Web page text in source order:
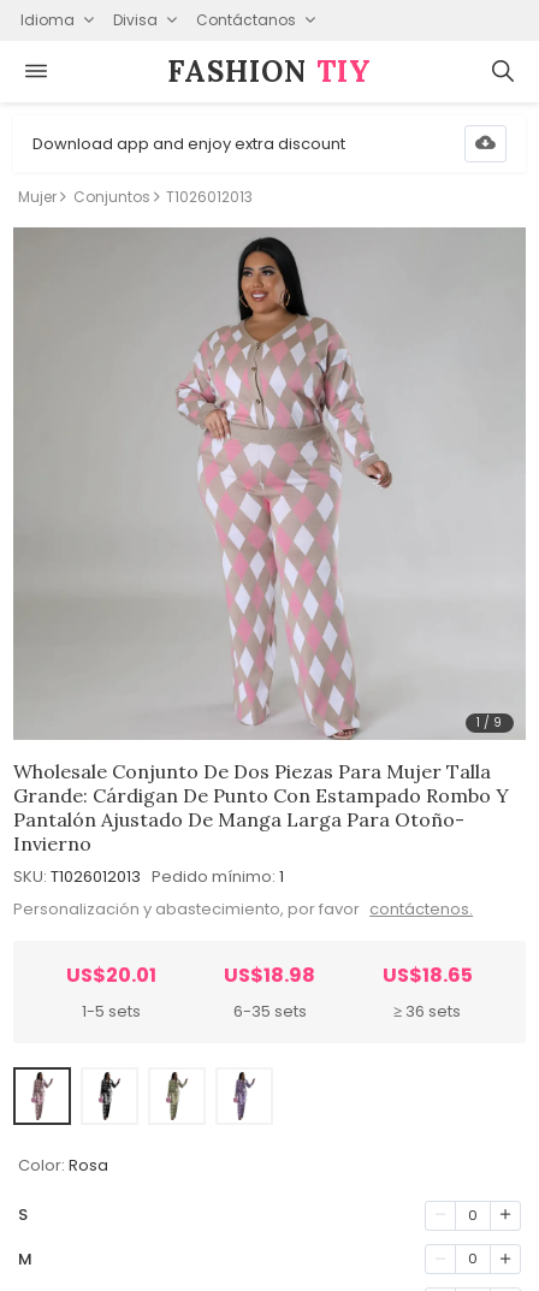
Idioma Divisa Contáctanos
FASHION⁠ TIY
Download app and enjoy extra discount
Mujer Conjuntos T1026012013
1 / 9
Wholesale Conjunto De Dos Piezas Para Mujer Talla
Grande: Cárdigan De Punto Con Estampado Rombo Y
Pantalón Ajustado De Manga Larga Para Otoño-
Invierno
SKU: T1026012013 Pedido mínimo: 1
Personalización y abastecimiento, por favor contáctenos.
US$20.01
1-5 sets
US$18.98
6-35 sets
US$18.65
≥ 36 sets
Color: Rosa
S 0
M 0